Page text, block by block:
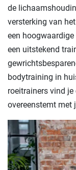
de
versterking van
een
een uitstekend
bodytraining in
roeitrainers vind
overeenstemt met